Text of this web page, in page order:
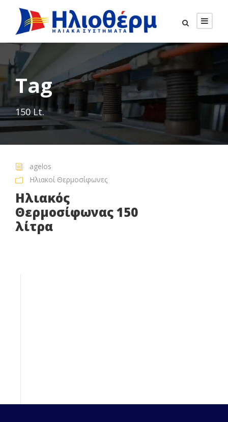
Tag
150 Lt.
agelos
Ηλιακοί Θερμοσίφωνες
Ηλιακός
Θερμοσίφωνας 150
λίτρα